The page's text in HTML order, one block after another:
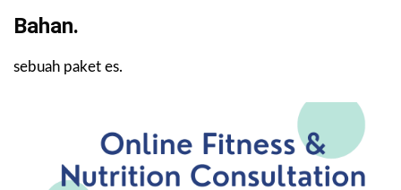
Bahan.
sebuah paket es.